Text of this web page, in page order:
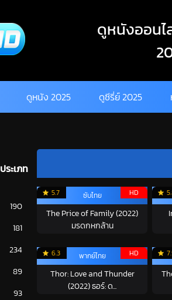
ดูหนังออนไ
ดูหนัง 2025 ดูซีรี่ย์ 2025
ประเภท
190
181
234
89
93
5.7 HD
ซับไทย
The Price of Family (2022)
มรดกหกล้าน
6.3 HD
พากย์ไทย
Thor: Love and Thunder
(2022) ธอร์: ด...